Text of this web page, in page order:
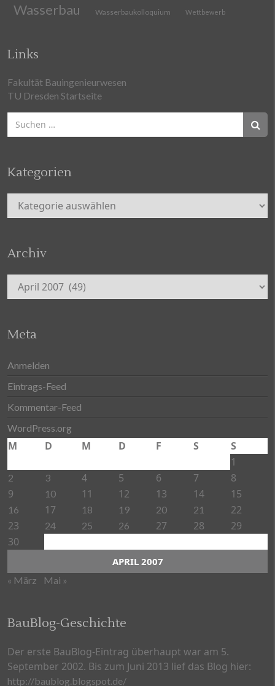
Wasserbau Wasserbaukolloquium Wettbewerb
Links
Fakultät Bauingenieurwesen
TU Dresden Startseite
Suchen
nach:
Kategorien
Kategorien
Archiv
Archiv
Meta
Anmelden
Eintrags-Feed
Kommentar-Feed
WordPress.org
APRIL 2007
M D M D F S
S
1
2 3 4 5 6 7
8
9
10 11 12 13 14 15
16 17 18 19 20 21
22
23
24 25 26 27 28
29
30
« März Mai »
BauBlog-Geschichte
Der erste BauBlog-Eintrag überhaupt war am 5.
September 2002. Bis zum Juni 2013 lief das Blog hier:
http://baublog.blogspot.de/